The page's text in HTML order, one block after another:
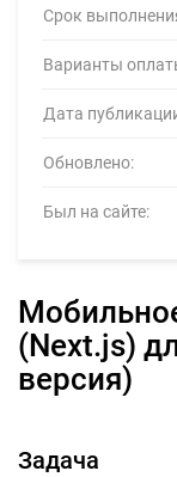
Срок
Варианты
Дата
Обновлено:
Был на сайте:
Мобильное приложение PWA
(Next.js)
версия)
Задача